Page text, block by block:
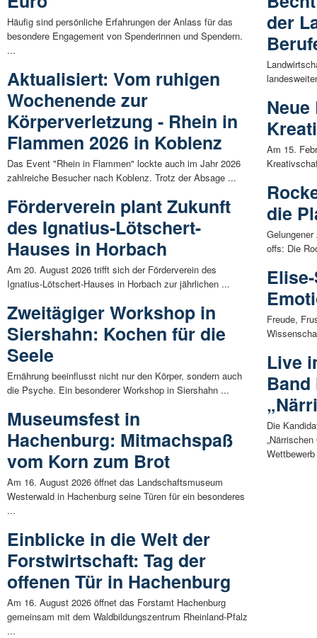
Häufig sind persönliche Erfahrungen der Anlass für das
besondere Engagement von Spenderinnen und Spendern.
...
Aktualisiert: Vom ruhigen
Wochenende zur
Körperverletzung - Rhein in
Flammen 2026 in Koblenz
Das Event "Rhein in Flammen" lockte auch im Jahr 2026
zahlreiche Besucher nach Koblenz. Trotz der Absage ...
Förderverein plant Zukunft
des Ignatius-Lötschert-
Hauses in Horbach
Am 20. August 2026 trifft sich der Förderverein des
Ignatius-Lötschert-Hauses in Horbach zur jährlichen ...
Zweitägiger Workshop in
Siershahn: Kochen für die
Seele
Ernährung beeinflusst nicht nur den Körper, sondern auch
die Psyche. Ein besonderer Workshop in Siershahn ...
Museumsfest in
Hachenburg: Mitmachspaß
vom Korn zum Brot
Am 16. August 2026 öffnet das Landschaftsmuseum
Westerwald in Hachenburg seine Türen für ein besonderes
...
Einblicke in die Welt der
Forstwirtschaft: Tag der
offenen Tür in Hachenburg
Am 16. August 2026 öffnet das Forstamt Hachenburg
gemeinsam mit dem Waldbildungszentrum Rheinland-Pfalz
...
der
Am 15.
die
offs: Die
Freude,
Live
Die